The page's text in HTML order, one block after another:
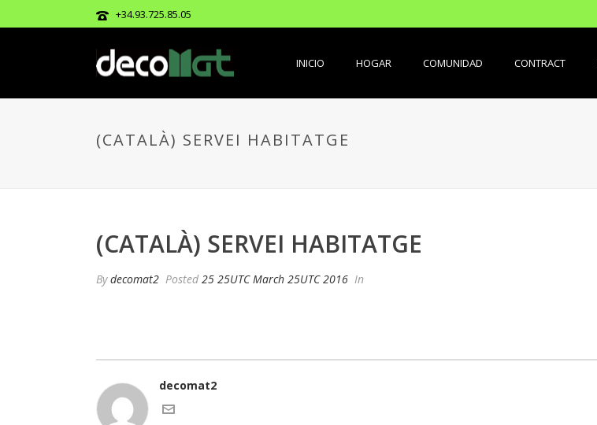
+34.93.725.85.05
INICIO HOGAR COMUNIDAD CONTRACT
(CATALÀ) SERVEI HABITATGE
(CATALÀ) SERVEI HABITATGE
Bydecomat2 Posted 25 25UTC March 25UTC 2016 In
decomat2